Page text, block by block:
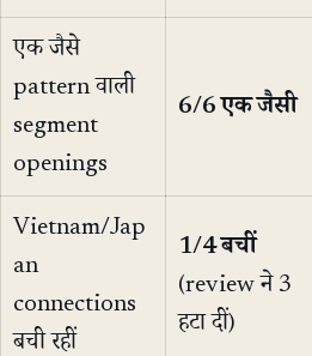
एक जैसे
pattern वाली
segment
openings
6/6 एक जैसी
Vietnam/Jap
an
connections
बची रहीं
1/4 बचीं
(review ने 3
हटा दीं)